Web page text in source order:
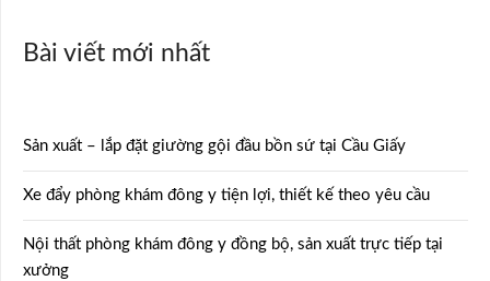
Bài viết mới nhất
Sản xuất – lắp đặt giường gội đầu bồn sứ tại Cầu Giấy
Xe đẩy phòng khám đông y tiện lợi, thiết kế theo yêu cầu
Nội thất phòng khám đông y đồng bộ, sản xuất trực tiếp tại
xưởng